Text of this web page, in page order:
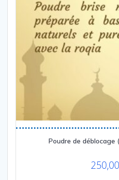
Poudre de déblocage
250,00